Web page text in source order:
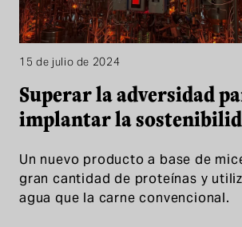
15 de julio de 2024
Superar la adversidad
implantar la
Un nuevo producto a base de
gran cantidad de proteínas y
agua que la carne convencional.